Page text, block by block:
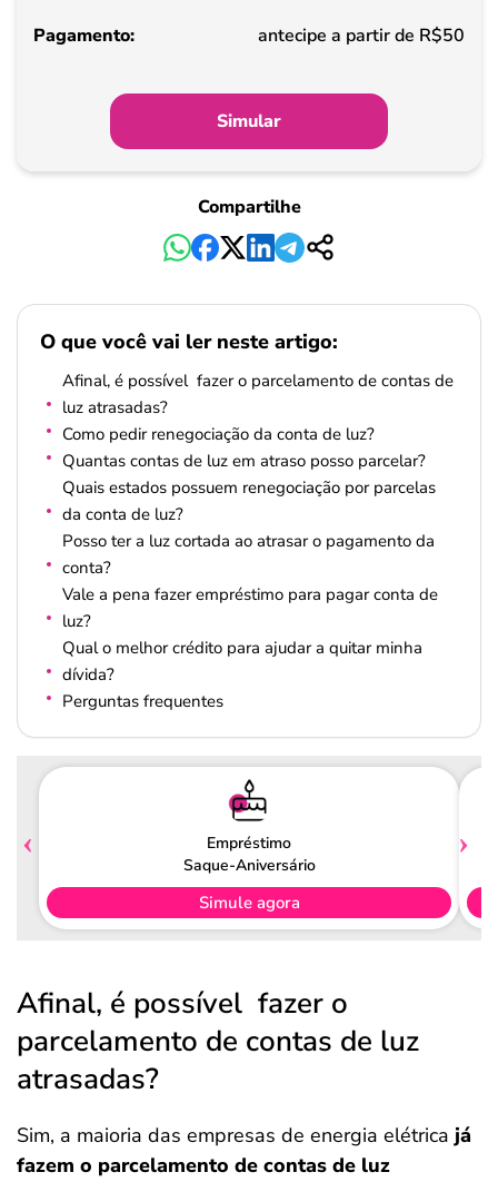
Pagamento
antecipe a partir de R$50
Simular
Compartilhe
O que você vai ler neste artigo:
Afinal, é possível fazer o parcelamento de contas de
luz atrasadas?
Como pedir renegociação da conta de luz?
Quantas contas de luz em atraso posso parcelar?
Quais estados possuem renegociação por parcelas
da conta de luz?
Posso ter a luz cortada ao atrasar o pagamento da
conta?
Vale a pena fazer empréstimo para pagar conta de
luz?
Qual o melhor crédito para ajudar a quitar minha
dívida?
Perguntas frequentes
Empréstimo
Saque-Aniversário
Simule agora
Afinal, é possível fazer o
parcelamento de contas de luz
atrasadas?
Sim, a maioria das empresas de energia elétrica já
fazem o parcelamento de contas de luz